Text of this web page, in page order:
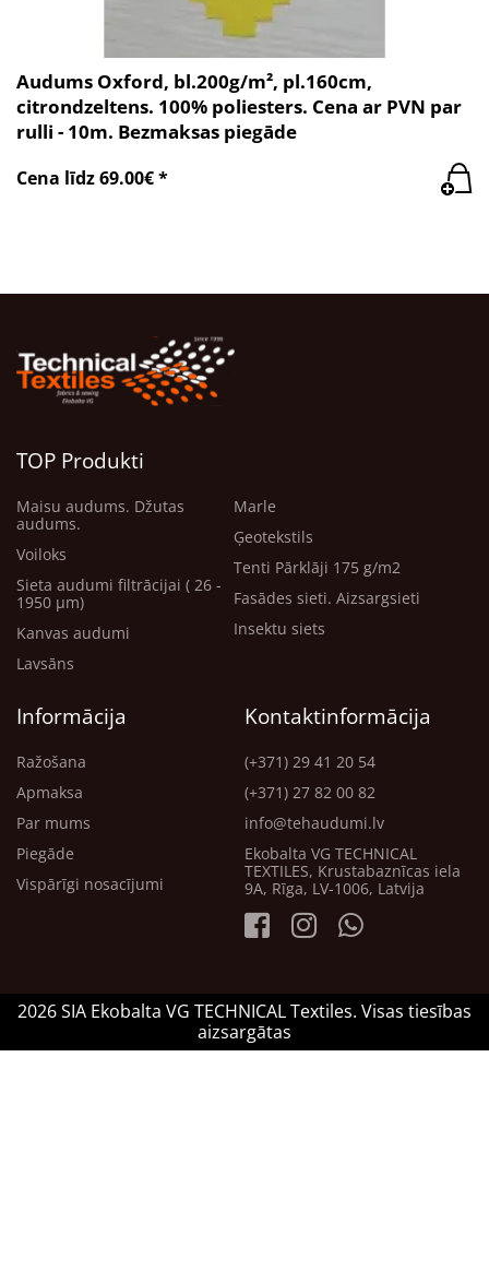
Audums Oxford, bl.200g/m², pl.160cm,
citrondzeltens. 100% poliesters. Cena ar PVN par
rulli - 10m. Bezmaksas piegāde
Cena līdz 69.00€ *
TOP Produkti
Maisu audums. Džutas
audums.
Voiloks
Sieta audumi filtrācijai ( 26 -
1950 μm)
Kanvas audumi
Lavsāns
Marle
Ģeotekstils
Tenti Pārklāji 175 g/m2
Fasādes sieti. Aizsargsieti
Insektu siets
Informācija
Ražošana
Apmaksa
Par mums
Piegāde
Vispārīgi nosacījumi
Kontaktinformācija
(+371) 29 41 20 54
(+371) 27 82 00 82
info@tehaudumi.lv
Ekobalta VG TECHNICAL
TEXTILES, Krustabaznīcas iela
9A, Rīga, LV-1006, Latvija
2026 SIA Ekobalta VG TECHNICAL Textiles. Visas tiesības
aizsargātas